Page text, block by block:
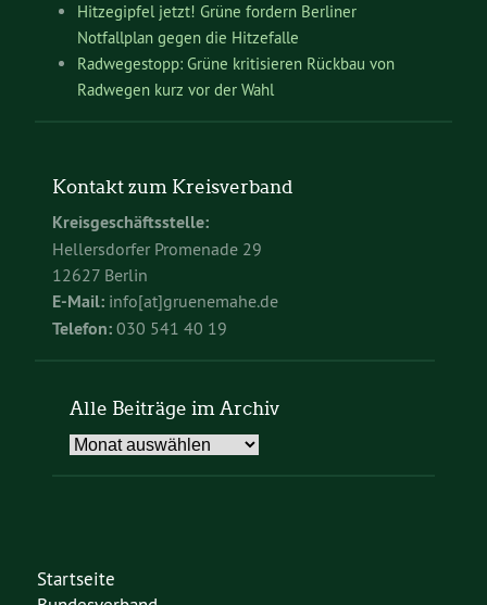
Hitzegipfel jetzt! Grüne fordern Berliner
Notfallplan gegen die Hitzefalle
Radwegestopp: Grüne kritisieren Rückbau von
Radwegen kurz vor der Wahl
Kontakt zum Kreisverband
Kreisgeschäftsstelle:
Hellersdorfer Promenade 29
12627 Berlin
E-Mail: info[at]gruenemahe.de
Telefon: 030 541 40 19
Alle Beiträge im Archiv
Alle
Startseite